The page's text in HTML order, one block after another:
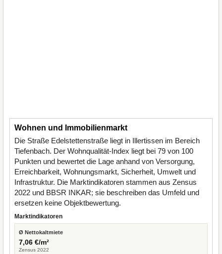
Wohnen und Immobilienmarkt
Die Straße Edelstettenstraße liegt in Illertissen im Bereich
Tiefenbach. Der Wohnqualität-Index liegt bei 79 von 100
Punkten und bewertet die Lage anhand von Versorgung,
Erreichbarkeit, Wohnungsmarkt, Sicherheit, Umwelt und
Infrastruktur. Die Marktindikatoren stammen aus Zensus
2022 und BBSR INKAR; sie beschreiben das Umfeld und
ersetzen keine Objektbewertung.
Marktindikatoren
Ø Nettokaltmiete
7,06 €/m²
Zensus 2022